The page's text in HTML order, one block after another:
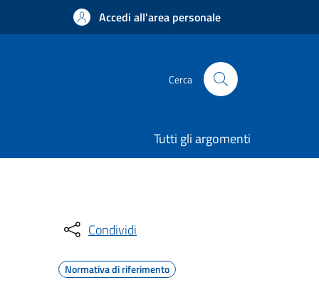
Accedi all'area personale
Cerca
Tutti gli argomenti
Condividi
Normativa di riferimento